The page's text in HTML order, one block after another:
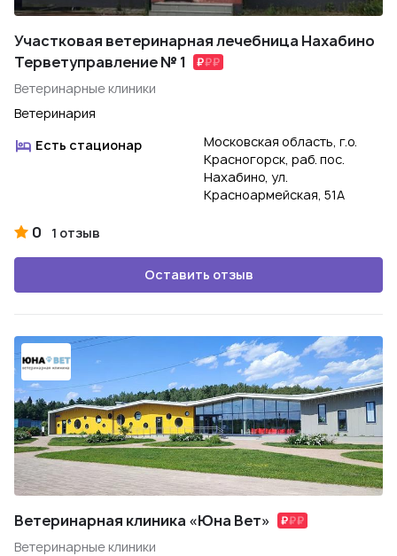
Участковая ветеринарная лечебница Нахабино
Терветуправление № 1
Ветеринарные клиники
Ветеринария
Есть стационар
Московская область, г.о.
Красногорск, раб. пос.
Нахабино, ул.
Красноармейская, 51А
0 1 отзыв
Оставить отзыв
Ветеринарная клиника «Юна Вет»
Ветеринарные клиники